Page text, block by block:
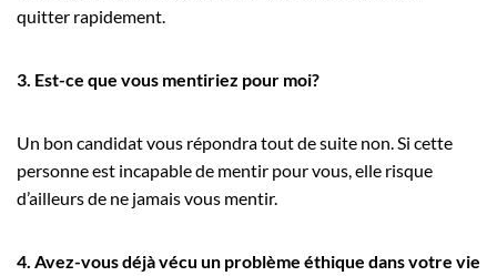
quitter rapidement.
3. Est-ce que vous mentiriez pour moi?
Un bon candidat vous répondra tout de suite non. Si cette
personne est incapable de mentir pour vous, elle risque
d’ailleurs de ne jamais vous mentir.
4. Avez-vous déjà vécu un problème éthique dans votre vie